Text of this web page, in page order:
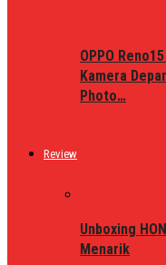
OPPO
Kamera
Photo…
Review
Unboxing
Menarik